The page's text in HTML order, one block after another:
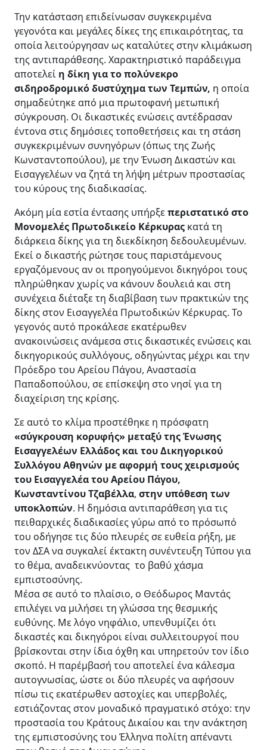
Την κατάσταση επιδείνωσαν συγκεκριμένα
γεγονότα και μεγάλες δίκες της επικαιρότητας, τα
οποία λειτούργησαν ως καταλύτες στην κλιμάκωση
της αντιπαράθεσης. Χαρακτηριστικό παράδειγμα
αποτελεί η δίκη για το πολύνεκρο
σιδηροδρομικό δυστύχημα των Τεμπών, η οποία
σημαδεύτηκε από μια πρωτοφανή μετωπική
σύγκρουση. Οι δικαστικές ενώσεις αντέδρασαν
έντονα στις δημόσιες τοποθετήσεις και τη στάση
συγκεκριμένων συνηγόρων (όπως της Ζωής
Κωνσταντοπούλου), με την Ένωση Δικαστών και
Εισαγγελέων να ζητά τη λήψη μέτρων προστασίας
του κύρους της διαδικασίας.
Aκόμη μία εστία έντασης υπήρξεπεριστατικό στο
Μονομελές Πρωτοδικείο Κέρκυρας κατά τη
διάρκεια δίκης για τη διεκδίκηση δεδουλευμένων.
Εκεί ο δικαστής ρώτησε τους παριστάμενους
εργαζόμενους αν οι προηγούμενοι δικηγόροι τους
πληρώθηκαν χωρίς να κάνουν δουλειά και στη
συνέχεια διέταξε τη διαβίβαση των πρακτικών της
δίκης στον Εισαγγελέα Πρωτοδικών Κέρκυρας. Το
γεγονός αυτό προκάλεσε εκατέρωθεν
ανακοινώσεις ανάμεσα στις δικαστικές ενώσεις και
δικηγορικούς συλλόγους, οδηγώντας μέχρι και την
Πρόεδρο του Αρείου Πάγου, Αναστασία
Παπαδοπούλου, σε επίσκεψη στο νησί για τη
διαχείριση της κρίσης.
Σε αυτό το κλίμα προστέθηκε η πρόσφατη
«σύγκρουση κορυφής» μεταξύ της Ένωσης
Εισαγγελέων Ελλάδος και του Δικηγορικού
Συλλόγου Αθηνών με αφορμή τους χειρισμούς
του Εισαγγελέα του Αρείου Πάγου,
Κωνσταντίνου Τζαβέλλα, στην υπόθεση των
υποκλοπών. Η δημόσια αντιπαράθεση για τις
πειθαρχικές διαδικασίες γύρω από το πρόσωπό
του οδήγησε τις δύο πλευρές σε ευθεία ρήξη, με
τον ΔΣΑ να συγκαλεί έκτακτη συνέντευξη Τύπου για
το θέμα, αναδεικνύοντας το βαθύ χάσμα
εμπιστοσύνης.
Μέσα σε αυτό το πλαίσιο, ο Θεόδωρος Μαντάς
επιλέγει να μιλήσει τη γλώσσα της θεσμικής
ευθύνης. Με λόγο νηφάλιο, υπενθυμίζει ότι
δικαστές και δικηγόροι είναι συλλειτουργοί που
βρίσκονται στην ίδια όχθη και υπηρετούν τον ίδιο
σκοπό. Η παρέμβασή του αποτελεί ένα κάλεσμα
αυτογνωσίας, ώστε οι δύο πλευρές να αφήσουν
πίσω τις εκατέρωθεν αστοχίες και υπερβολές,
εστιάζοντας στον μοναδικό πραγματικό στόχο: την
προστασία του Κράτους Δικαίου και την ανάκτηση
της εμπιστοσύνης του Έλληνα πολίτη απέναντι